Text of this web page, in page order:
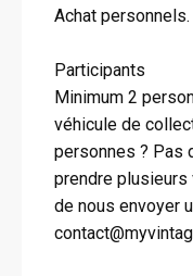
Achat personnels.
Participants
Minimum 2
véhicule de
personnes ? Pas
prendre
de nous envoyer